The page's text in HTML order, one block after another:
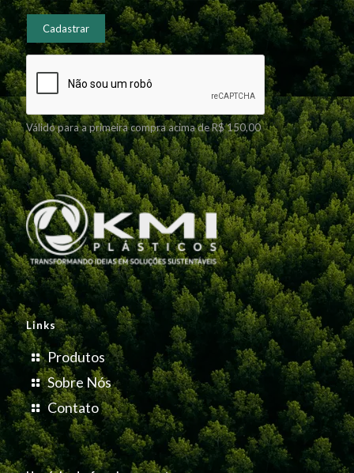
Válido para a primeira compra acima de R$ 150,00
Links
Produtos
Sobre Nós
Contato